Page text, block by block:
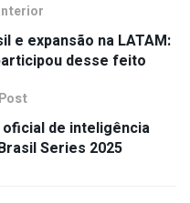
e expansão na LATAM:
desse feito
de inteligência
Series 2025